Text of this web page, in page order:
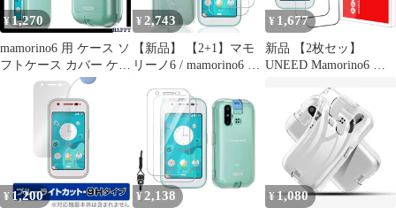
ォン マモリーノ6 用 互
換性あり 1361
指紋 飛散防止処理 マモ
リーノ6 用の ガラスフ
ィ
¥ 1,270
mamorino6 用 ケース ソ
フトケース カバー ケー
ス 薄型 軽量 耐衝撃 衝
撃なじむ シリコン TPU
透明 携帯カバ－ ワイヤ
レス充電用 無地 シンプ
ル 全面 クリア マイク
ロドット加工 キッズフ
ォン マモリーノ6 用 互
換性あり 1386
¥ 2,743
【新品】 【2+1】マモ
リーノ6 / mamorino6 用
ース クリア【日本旭硝
子素材採用】
mamorino6 SHF35 用の
フィルム 強化ガラス 保
護フィルム 硬度9H 強
化ガラス +カバー 透明
耐衝撃 薄型 軽量 擦り
¥ 1,677
新品 【2枚セッ】
UNEED Mamorino6 用
6/SHF35 用の ガラスフ
ィルム 強化液晶保護フ
ィルム ワンタッチ貼付
け/気泡ゼロ/ケースと干
渉せず/硬度9H/飛散防
止/指紋防止
¥ 1,200 ¥ 2,138 ¥1,080